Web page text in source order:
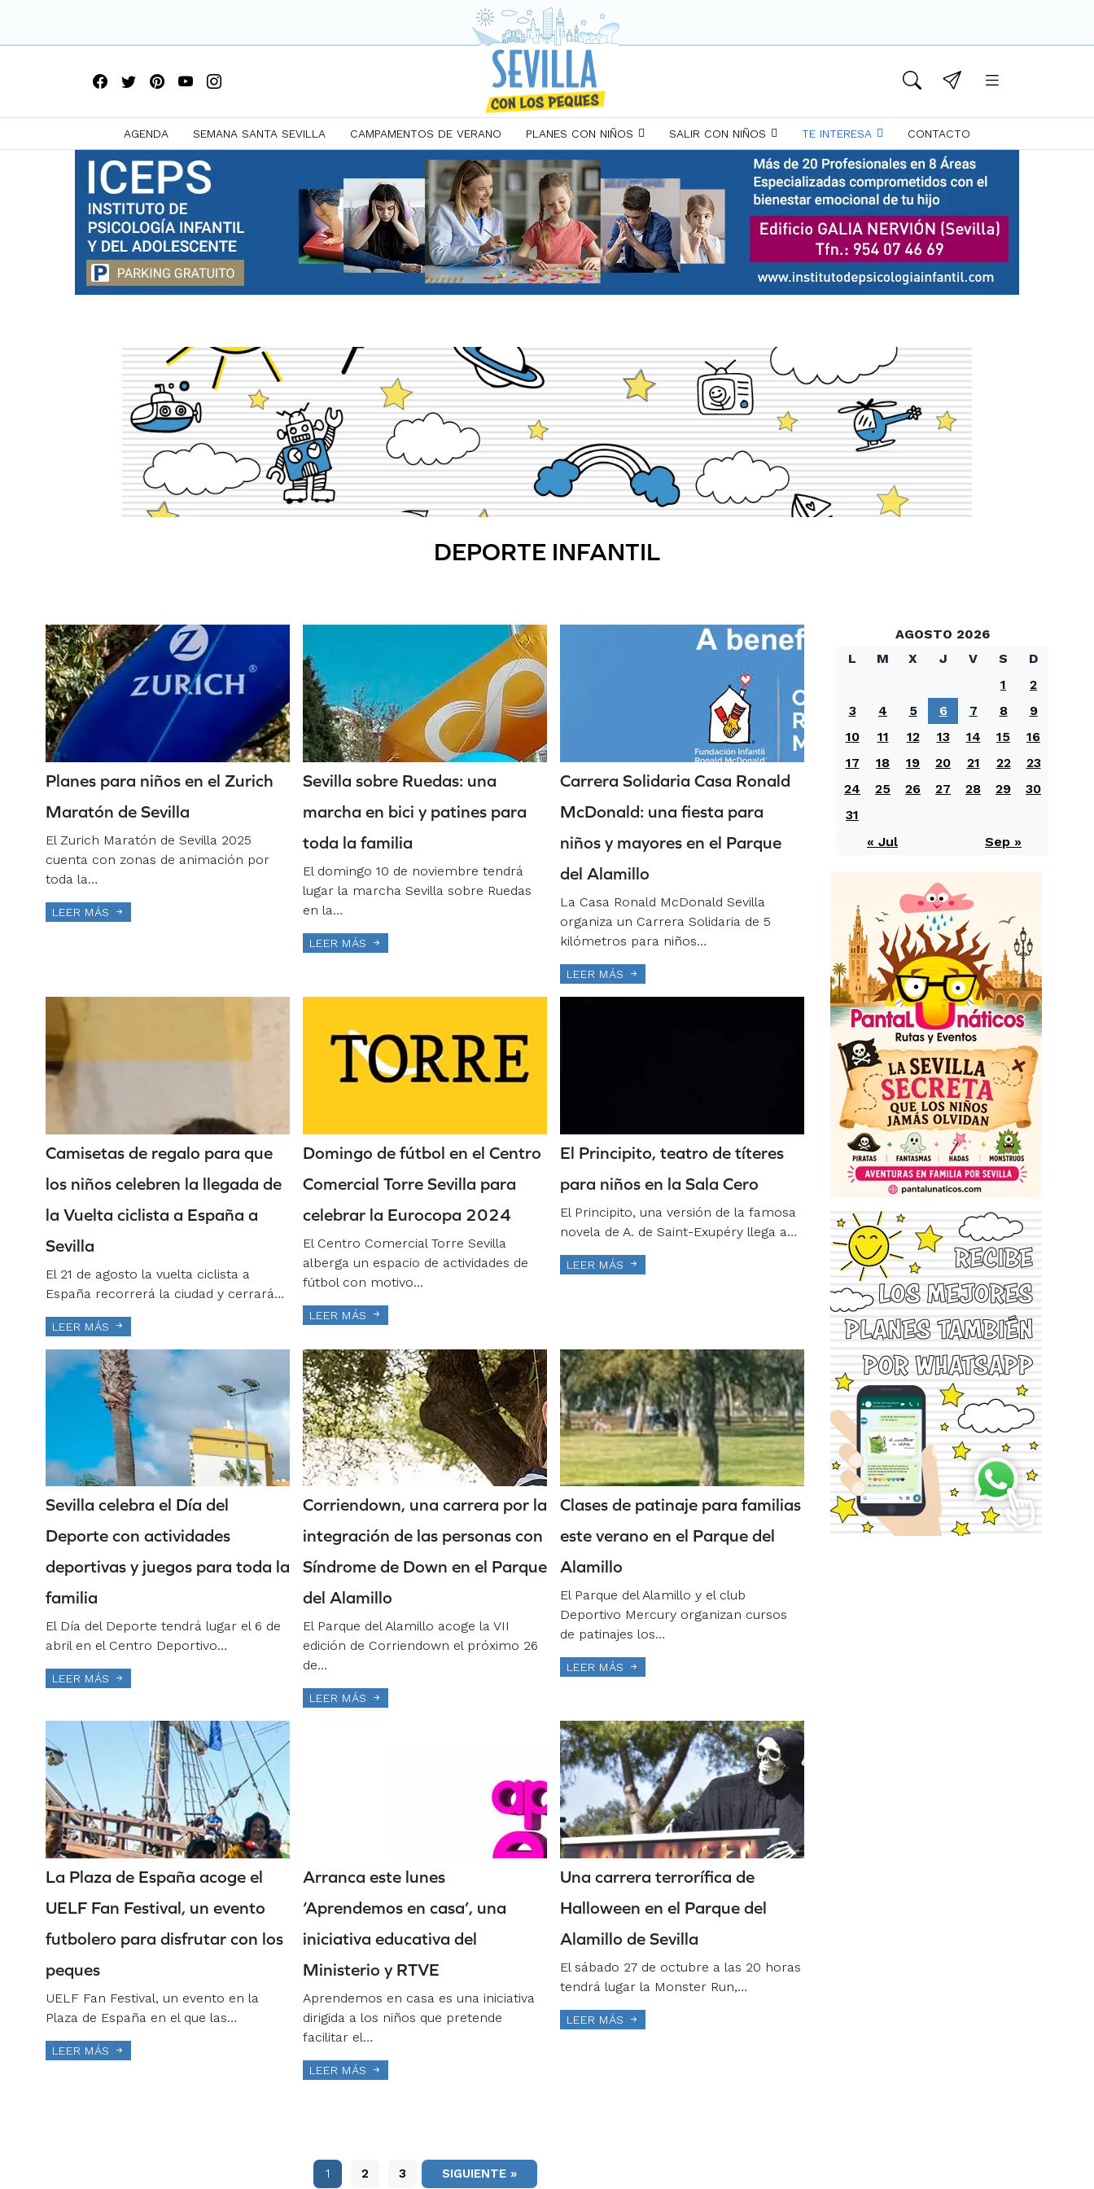
AGENDA SEMANA SANTA SEVILLA CAMPAMENTOS DE VERANO PLANES CON NIÑOS SALIR CON NIÑOS TE INTERESA CONTACTO
DEPORTE INFANTIL
Planes para niños en el Zurich
Maratón de Sevilla
El Zurich Maratón de Sevilla 2025
cuenta con zonas de animación por
toda la…
LEER MÁS
Sevilla sobre Ruedas: una
marcha en bici y patines para
toda la familia
El domingo 10 de noviembre tendrá
lugar la marcha Sevilla sobre Ruedas
en la…
LEER MÁS
Carrera Solidaria Casa Ronald
McDonald: una fiesta para
niños y mayores en el Parque
del Alamillo
La Casa Ronald McDonald Sevilla
organiza un Carrera Solidaria de 5
kilómetros para niños…
LEER MÁS
Camisetas de regalo para que
los niños celebren la llegada de
la Vuelta ciclista a España a
Sevilla
El 21 de agosto la vuelta ciclista a
España recorrerá la ciudad y cerrará…
LEER MÁS
Domingo de fútbol en el Centro
Comercial Torre Sevilla para
celebrar la Eurocopa 2024
El Centro Comercial Torre Sevilla
alberga un espacio de actividades de
fútbol con motivo…
LEER MÁS
El Principito, teatro de títeres
para niños en la Sala Cero
El Principito, una versión de la famosa
novela de A. de Saint-Exupéry llega a…
LEER MÁS
Sevilla celebra el Día del
Deporte con actividades
deportivas y juegos para toda la
familia
El Día del Deporte tendrá lugar el 6 de
abril en el Centro Deportivo…
LEER MÁS
Corriendown, una carrera por la
integración de las personas con
Síndrome de Down en el Parque
del Alamillo
El Parque del Alamillo acoge la VII
edición de Corriendown el próximo 26
de…
LEER MÁS
Clases de patinaje para familias
este verano en el Parque del
Alamillo
El Parque del Alamillo y el club
Deportivo Mercury organizan cursos
de patinajes los…
LEER MÁS
La Plaza de España acoge el
UELF Fan Festival, un evento
futbolero para disfrutar con los
peques
UELF Fan Festival, un evento en la
Plaza de España en el que las…
LEER MÁS
Arranca este lunes
‘Aprendemos en casa’, una
iniciativa educativa del
Ministerio y RTVE
Aprendemos en casa es una iniciativa
dirigida a los niños que pretende
facilitar el…
LEER MÁS
Una carrera terrorífica de
Halloween en el Parque del
Alamillo de Sevilla
El sábado 27 de octubre a las 20 horas
tendrá lugar la Monster Run,…
LEER MÁS
1 2 3 SIGUIENTE »
AGOSTO 2026
L
M X J V S
D
1
2
3
4 5 6 7 8
9
10
11 12 13 14 15
16
17
18 19 20 21 22
23
24
25 26 27 28 29
30
31
« Jul
Sep »